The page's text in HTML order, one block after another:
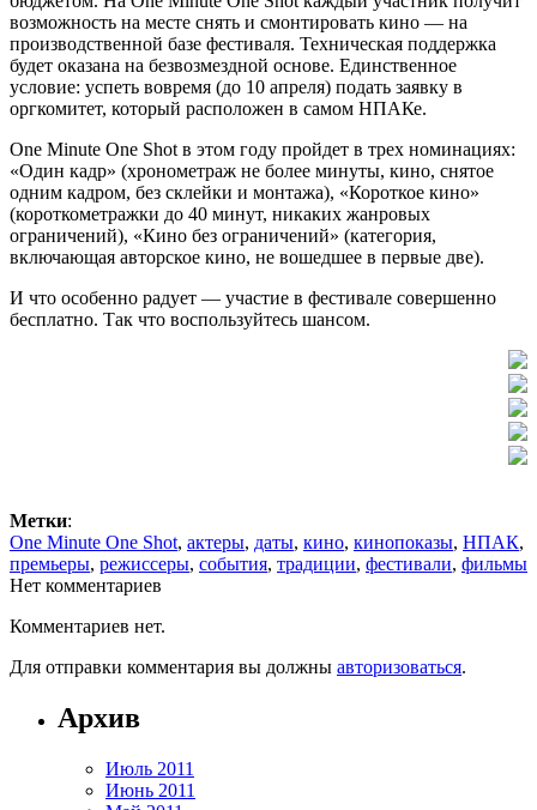
возможность на месте снять и смонтировать кино — на
производственной базе фестиваля. Техническая поддержка
будет оказана на безвозмездной основе. Единственное
условие: успеть вовремя (до 10 апреля) подать заявку в
оргкомитет, который расположен в самом НПАКе.
One Minute One Shot в этом году пройдет в трех номинациях:
«Один кадр» (хронометраж не более минуты, кино, снятое
одним кадром, без склейки и монтажа), «Короткое кино»
(короткометражки до 40 минут, никаких жанровых
ограничений), «Кино без ограничений» (категория,
включающая авторское кино, не вошедшее в первые две).
И что особенно радует — участие в фестивале совершенно
бесплатно. Так что воспользуйтесь шансом.
Метки:
One Minute One Shot, актеры, даты, кино, кинопоказы, НПАК,
премьеры, режиссеры, события, традиции, фестивали, фильмы
Нет комментариев
Комментариев нет.
Для отправки комментария вы должны авторизоваться.
Архив
Июль 2011
Июнь 2011